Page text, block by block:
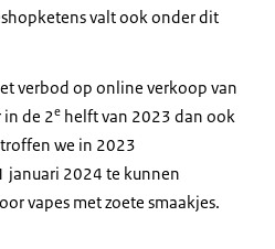
valt ook onder dit
verbod op online verkoop van
de 2e helft van 2023 dan ook
we in 2023
januari 2024 te kunnen
vapes met zoete smaakjes.